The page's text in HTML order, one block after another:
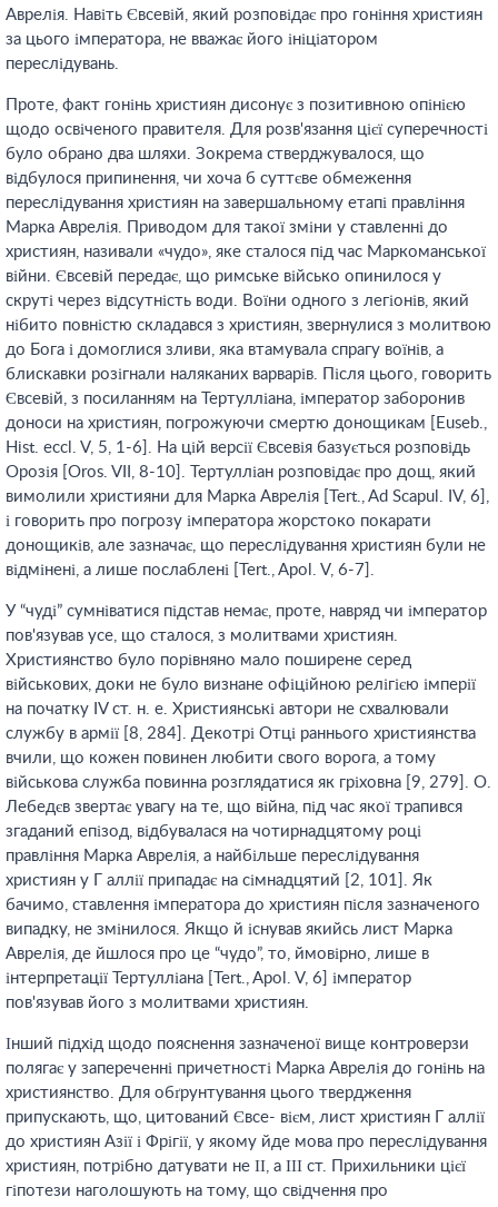
Аврелія. Навіть Євсевій, який розповідає про гоніння християн
за цього імператора, не вважає його ініціатором
переслідувань.
Проте, факт гонінь християн дисонує з позитивною опінією
щодо освіченого правителя. Для розв'язання цієї суперечності
було обрано два шляхи. Зокрема стверджувалося, що
відбулося припинення, чи хоча б суттєве обмеження
переслідування християн на завершальному етапі правління
Марка Аврелія. Приводом для такої зміни у ставленні до
християн, називали «чудо», яке сталося під час Маркоманської
війни. Євсевій передає, що римське військо опинилося у
скруті через відсутність води. Воїни одного з легіонів, який
нібито повністю складався з християн, звернулися з молитвою
до Бога і домоглися зливи, яка втамувала спрагу воїнів, а
блискавки розігнали наляканих варварів. Після цього, говорить
Євсевій, з посиланням на Тертулліана, імператор заборонив
доноси на християн, погрожуючи смертю донощикам [Euseb.,
Hist. eccl. V, 5, 1-6]. На цій версії Євсевія базується розповідь
Орозія [Oros. VII, 8-10]. Тертулліан розповідає про дощ, який
вимолили християни для Марка Аврелія [Tert., Ad Scapul. IV, 6],
і говорить про погрозу імператора жорстоко покарати
донощиків, але зазначає, що переслідування християн були не
відмінені, а лише послаблені [Tert., Apol. V, 6-7].
У “чуді” сумніватися підстав немає, проте, навряд чи імператор
пов'язував усе, що сталося, з молитвами християн.
Християнство було порівняно мало поширене серед
військових, доки не було визнане офіційною релігією імперії
на початку IV ст. н. е. Християнські автори не схвалювали
службу в армії [8, 284]. Декотрі Отці раннього християнства
вчили, що кожен повинен любити свого ворога, а тому
військова служба повинна розглядатися як гріховна [9, 279]. О.
Лебедєв звертає увагу на те, що війна, під час якої трапився
згаданий епізод, відбувалася на чотирнадцятому році
правління Марка Аврелія, а найбільше переслідування
християн у Г аллії припадає на сімнадцятий [2, 101]. Як
бачимо, ставлення імператора до християн після зазначеного
випадку, не змінилося. Якщо й існував якийсь лист Марка
Аврелія, де йшлося про це “чудо”, то, ймовірно, лише в
інтерпретації Тертулліана [Tert., Apol. V, 6] імператор
пов'язував його з молитвами християн.
Інший підхід щодо пояснення зазначеної вище контроверзи
полягає у запереченні причетності Марка Аврелія до гонінь на
християнство. Для обґрунтування цього твердження
припускають, що, цитований Євсе- вієм, лист християн Г аллії
до християн Азії і Фрігії, у якому йде мова про переслідування
християн, потрібно датувати не ІІ, а ІІІ ст. Прихильники цієї
гіпотези наголошують на тому, що свідчення про